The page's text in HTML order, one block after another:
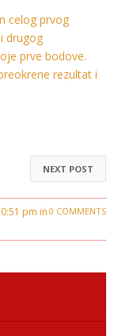
celog prvog
drugog
prve bodove.
rezultat i
NEXT POST
0 COMMENTS
pm in